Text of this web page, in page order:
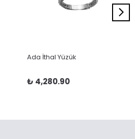
Ada İthal Yüzük
₺ 4,280.90